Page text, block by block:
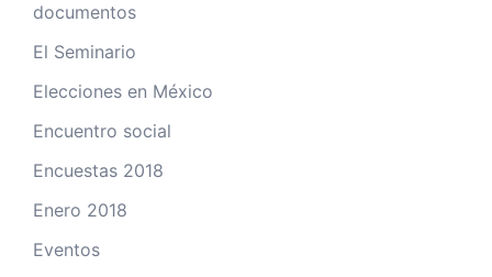
documentos
El Seminario
Elecciones en México
Encuentro social
Encuestas 2018
Enero 2018
Eventos